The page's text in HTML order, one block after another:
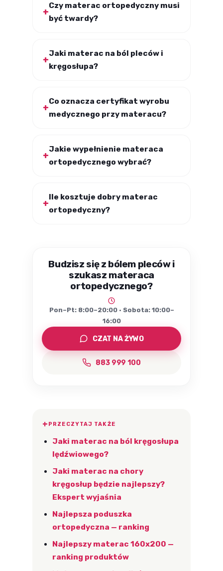
Czy materac ortopedyczny musi
być twardy?
Jaki materac na ból pleców i
kręgosłupa?
Co oznacza certyfikat wyrobu
medycznego przy materacu?
Jakie wypełnienie materaca
ortopedycznego wybrać?
Ile kosztuje dobry materac
ortopedyczny?
Budzisz się z bólem pleców i
szukasz materaca
ortopedycznego?
Pon–Pt: 8:00–20:00 · Sobota: 10:00–
16:00
CZAT NA ŻYWO
883 999 100
PRZECZYTAJ TAKŻE
Jaki materac na ból kręgosłupa
lędźwiowego?
Jaki materac na chory
kręgosłup będzie najlepszy?
Ekspert wyjaśnia
Najlepsza poduszka
ortopedyczna — ranking
Najlepszy materac 160x200 —
ranking produktów